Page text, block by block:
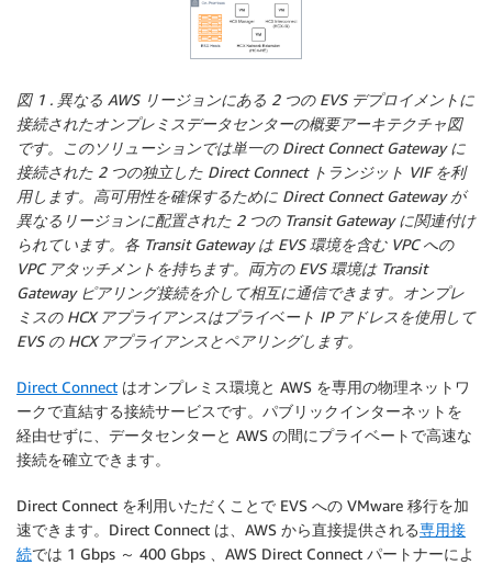
図 1 . 異なる AWS リージョンにある 2 つの EVS デプロイメントに
接続されたオンプレミスデータセンターの概要アーキテクチャ図
です。このソリューションでは単一の Direct Connect Gateway に
接続された 2 つの独立した Direct Connect トランジット VIF を利
用します。高可用性を確保するために Direct Connect Gateway が
異なるリージョンに配置された 2 つの Transit Gateway に関連付け
られています。各 Transit Gateway は EVS 環境を含む VPC への
VPC アタッチメントを持ちます。両方の EVS 環境は Transit
Gateway ピアリング接続を介して相互に通信できます。オンプレ
ミスの HCX アプライアンスはプライベート IP アドレスを使用して
EVS の HCX アプライアンスとペアリングします。
Direct Connect はオンプレミス環境と AWS を専用の物理ネットワ
ークで直結する接続サービスです。パブリックインターネットを
経由せずに、データセンターと AWS の間にプライベートで高速な
接続を確立できます。
Direct Connect を利用いただくことで EVS への VMware 移行を加
速できます。Direct Connect は、AWS から直接提供される専用接
続では 1 Gbps ～ 400 Gbps 、AWS Direct Connect パートナーによ